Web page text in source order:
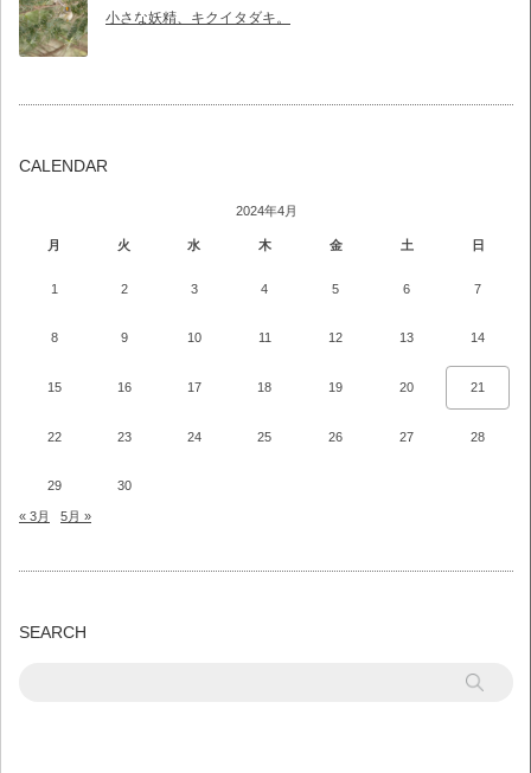
小さな妖精、キクイタダキ。
CALENDAR
2024年4月
月 火 水 木 金 土 日
1 2 3 4 5 6 7
8 9 10 11 12 13 14
15 16 17 18 19 20 21
22 23 24 25 26 27 28
29 30
« 3月 5月 »
SEARCH